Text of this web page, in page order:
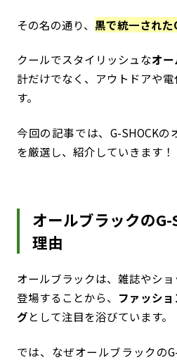
その名の通り、 黒で統一された
クールでスタイリッシュなオ
計だけでなく、アウトドアや
す。
今回の記事では、G-SHOCK
を厳選し、紹介していきます！
オールブラックのG-
理由
オールブラックは、雑誌やシ
登場することから、 ファッシ
グとして注目を浴びています。
では、なぜオールブラックの